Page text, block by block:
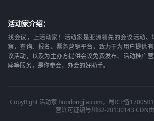
活动家介绍：
找会议，上活动家！活动家是亚洲领先的会议活动
察，查询、报名、票务营销平台，致力于为用户提供
议活动，以及为主办方提供会议免费发布、活动推广
座等服务，是你参会、办会的好助手。
CopyRight 活动家 huodongjia.com，蜀ICP备
营许可证编号川B2-20130143 CDN